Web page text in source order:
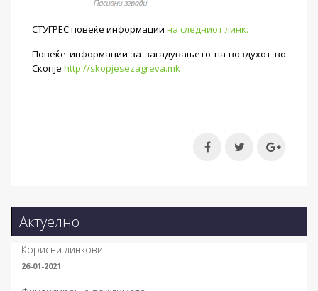
СТУГРЕС повеќе информации на следниот линк.
Повеќе информации за загадувањето на воздухот во
Скопје http://skopjesezagreva.mk
Актуелно
Корисни линкови
26-01-2021